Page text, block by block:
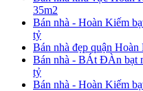
35m2
Bán nhà - Hoàn Kiếm
tỷ
Bán nhà đẹp quận
Bán nhà - BÁt ĐÀn bạt
tỷ
Bán nhà - Hoàn Kiếm